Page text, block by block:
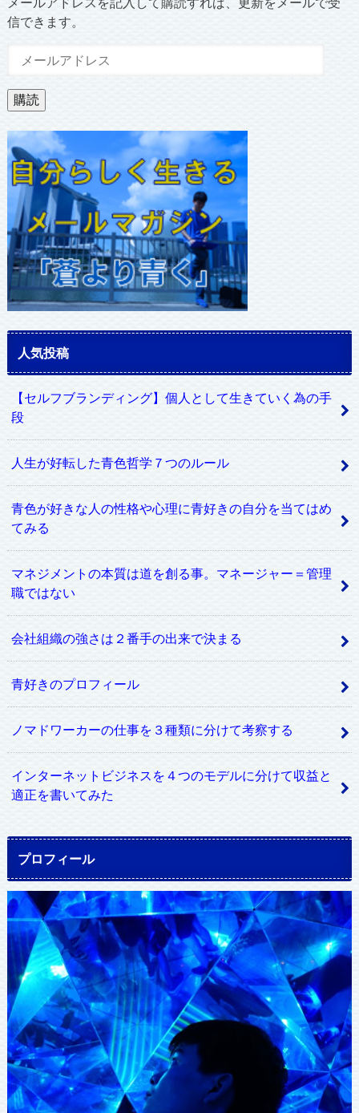
信できます。
ル
ア
ド
レ
ス
購読
人気投稿
【セルフブランディング】個人として生きていく為の手
段
人生が好転した青色哲学７つのルール
青色が好きな人の性格や心理に青好きの自分を当てはめ
てみる
マネジメントの本質は道を創る事。マネージャー＝管理
職ではない
会社組織の強さは２番手の出来で決まる
青好きのプロフィール
ノマドワーカーの仕事を３種類に分けて考察する
インターネットビジネスを４つのモデルに分けて収益と
適正を書いてみた
プロフィール